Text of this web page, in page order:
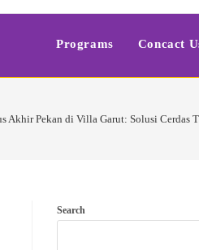
Programs Concact
Akhir Pekan di Villa Garut: Solusi Cerdas
Search